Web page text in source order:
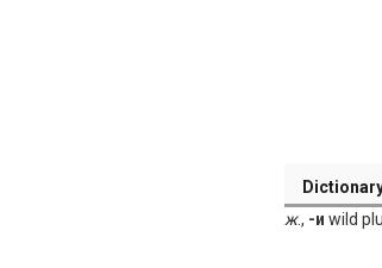
ж., -и wild